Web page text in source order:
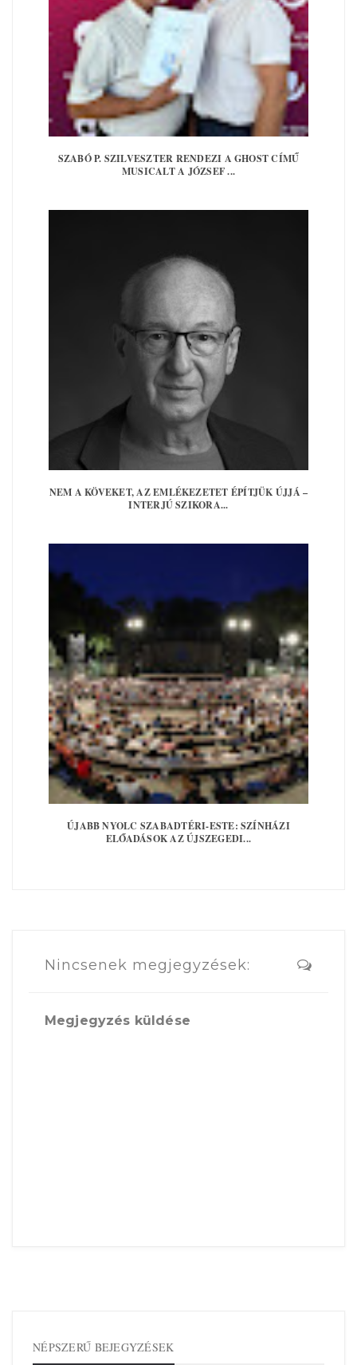
SZABÓ P. SZILVESZTER RENDEZI A GHOST CÍMŰ
MUSICALT A JÓZSEF ...
NEM A KÖVEKET, AZ EMLÉKEZETET ÉPÍTJÜK ÚJJÁ –
INTERJÚ SZIKORA...
ÚJABB NYOLC SZABADTÉRI-ESTE: SZÍNHÁZI
ELŐADÁSOK AZ ÚJSZEGEDI...
Nincsenek megjegyzések:
Megjegyzés küldése
NÉPSZERŰ BEJEGYZÉSEK